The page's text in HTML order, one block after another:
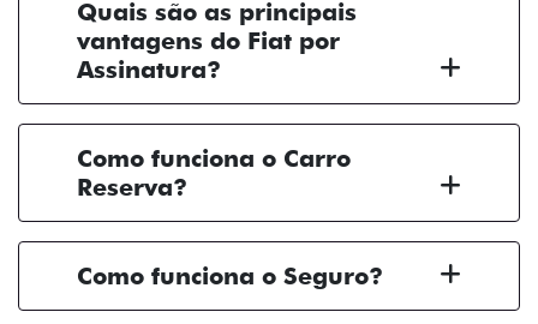
Quais são as principais
vantagens do Fiat por
Assinatura?
Como funciona o Carro
Reserva?
Como funciona o Seguro?